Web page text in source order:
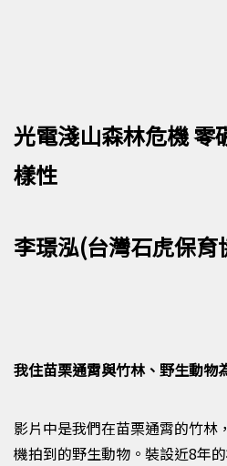
光電淺山森林危機 零
樣性
李璟泓(台灣石虎保育
我住苗栗通霄與竹林、野生動物
影片中是我們在苗栗通霄的竹林
機拍到的野生動物。裝設近8年